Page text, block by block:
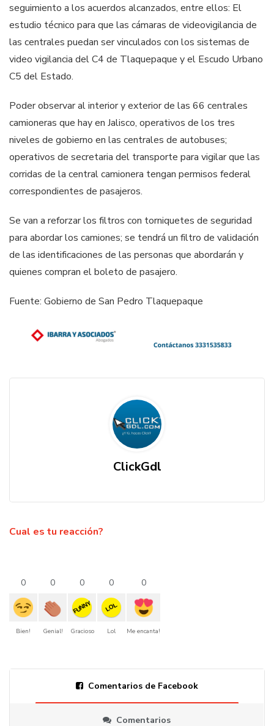
seguimiento a los acuerdos alcanzados, entre ellos: El
estudio técnico para que las cámaras de videovigilancia de
las centrales puedan ser vinculados con los sistemas de
video vigilancia del C4 de Tlaquepaque y el Escudo Urbano
C5 del Estado.
Poder observar al interior y exterior de las 66 centrales
camioneras que hay en Jalisco, operativos de los tres
niveles de gobierno en las centrales de autobuses;
operativos de secretaria del transporte para vigilar que las
corridas de la central camionera tengan permisos federal
correspondientes de pasajeros.
Se van a reforzar los filtros con torniquetes de seguridad
para abordar los camiones; se tendrá un filtro de validación
de las identificaciones de las personas que abordarán y
quienes compran el boleto de pasajero.
Fuente: Gobierno de San Pedro Tlaquepaque
ClickGdl
Cual es tu reacción?
0
Bien!
0
Genial!
0
FUNNY
Gracioso
0
LOL
Lol
0
Me encanta!
Comentarios de Facebook
Comentarios